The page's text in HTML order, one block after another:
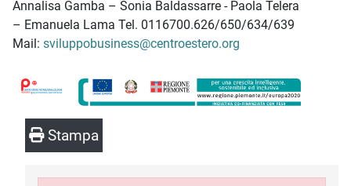
Annalisa Gamba – Sonia Baldassarre - Paola Telera
– Emanuela Lama Tel. 0116700.626/650/634/639
Mail: sviluppobusiness@centroestero.org
Stampa